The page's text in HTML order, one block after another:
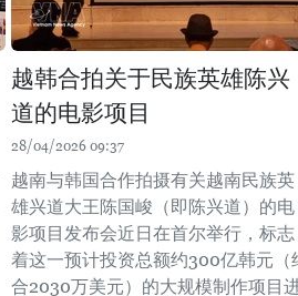
越韩合拍关于民族英雄陈兴
道的电影项目
28/04/2026 09:37
越南与韩国合作拍摄有关越南民族英
雄兴道大王陈国峻（即陈兴道）的电
影项目发布会近日在首尔举行，标志
着这一预计投资总额约300亿韩元（
合2030万美元）的大规模制作项目